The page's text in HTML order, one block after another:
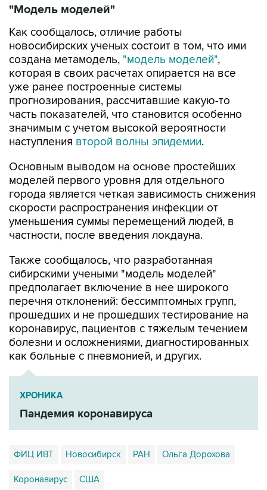
Как сообщалось, отличие работы
создана метамодель,"модель моделей"
которая в своих расчетах опирается на все
уже ранее построенные системы
прогнозирования, рассчитавшие какую-то
часть показателей, что становится особенно
значимым c учетом высокой вероятности
наступлениявторой волны эпидемии.
Основным выводом на основе простейших
города является четкая зависимость снижения
скорости распространения инфекции от
уменьшения суммы перемещений людей, в
частности, после введения локдауна.
Также сообщалось, что разработанная
предполагает включение в нее широкого
перечня отклонений: бессимптомных групп,
прошедших и не прошедших тестирование на
коронавирус, пациентов с тяжелым течением
болезни и осложнениями, диагностированных
как больные с пневмонией, и других.
ХРОНИКА
Пандемия коронавируса
ФИЦ ИВТ Новосибирск РАН Ольга Дорохова
Коронавирус США